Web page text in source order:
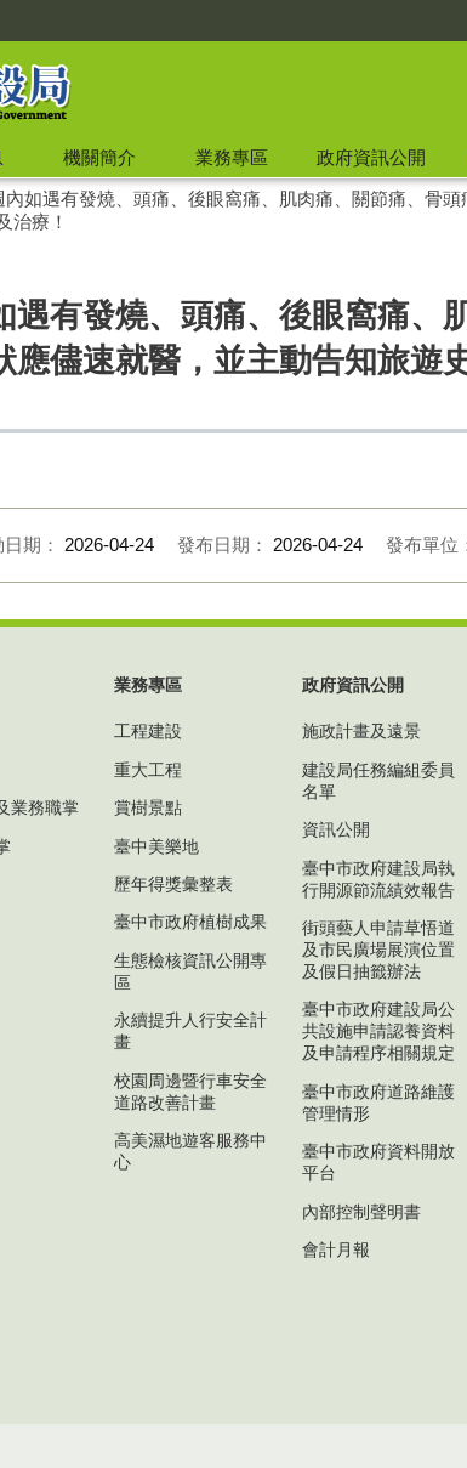
機關簡介 業務專區 政府資訊公開
內如遇有發燒、頭痛、後眼窩痛、肌肉痛、關節痛、骨
治療！
遇有發燒、頭痛、後眼窩痛、
應儘速就醫，並主動告知旅遊
期： 2026-04-24 發布日期： 2026-04-24 發布單位
業務職掌
業務專區
工程建設
重大工程
賞樹景點
臺中美樂地
歷年得獎彙整表
臺中市政府植樹成果
生態檢核資訊公開專
區
永續提升人行安全計
畫
校園周邊暨行車安全
道路改善計畫
高美濕地遊客服務中
心
政府資訊公開
施政計畫及遠景
建設局任務編組委員
名單
資訊公開
臺中市政府建設局執
行開源節流績效報告
街頭藝人申請草悟道
及市民廣場展演位置
及假日抽籤辦法
臺中市政府建設局公
共設施申請認養資料
及申請程序相關規定
臺中市政府道路維護
管理情形
臺中市政府資料開放
平台
內部控制聲明書
會計月報